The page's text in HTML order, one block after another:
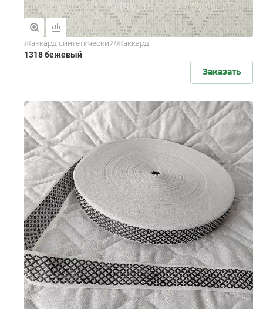
Жаккард синтетический/Жаккард
1318 бежевый
Заказать